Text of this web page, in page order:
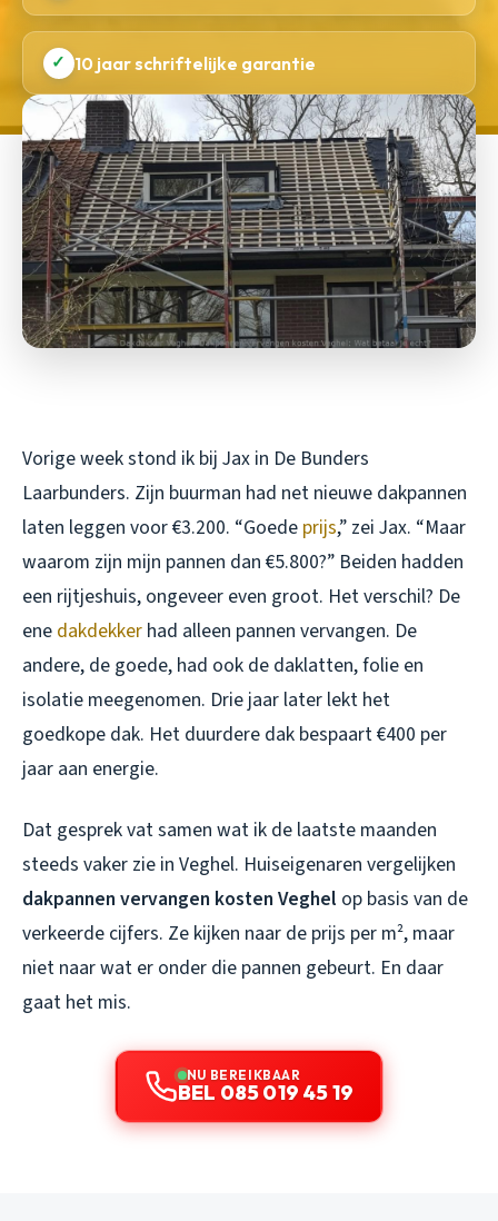
✓ 10 jaar schriftelijke garantie
Vorige week stond ik bij Jax in De Bunders
Laarbunders. Zijn buurman had net nieuwe dakpannen
laten leggen voor €3.200. “Goede prijs,” zei Jax. “Maar
waarom zijn mijn pannen dan €5.800?” Beiden hadden
een rijtjeshuis, ongeveer even groot. Het verschil? De
ene dakdekker had alleen pannen vervangen. De
andere, de goede, had ook de daklatten, folie en
isolatie meegenomen. Drie jaar later lekt het
goedkope dak. Het duurdere dak bespaart €400 per
jaar aan energie.
Dat gesprek vat samen wat ik de laatste maanden
steeds vaker zie in Veghel. Huiseigenaren vergelijken
dakpannen vervangen kosten Veghel op basis van de
verkeerde cijfers. Ze kijken naar de prijs per m², maar
niet naar wat er onder die pannen gebeurt. En daar
gaat het mis.
NU BEREIKBAAR
BEL 085 019 45 19